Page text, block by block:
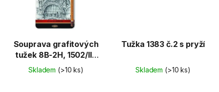
Souprava grafitových
tužek 8B-2H, 1502/II -
12ks
Skladem (>10 ks)
Tužka 1383 č.2 s pryží
Skladem (>10 ks)